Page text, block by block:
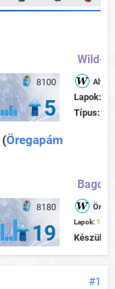
8100
5
Wild-
Lapok:
Típus:
(Öregapám
8180
19 Lapok: 14
Készült:
#1